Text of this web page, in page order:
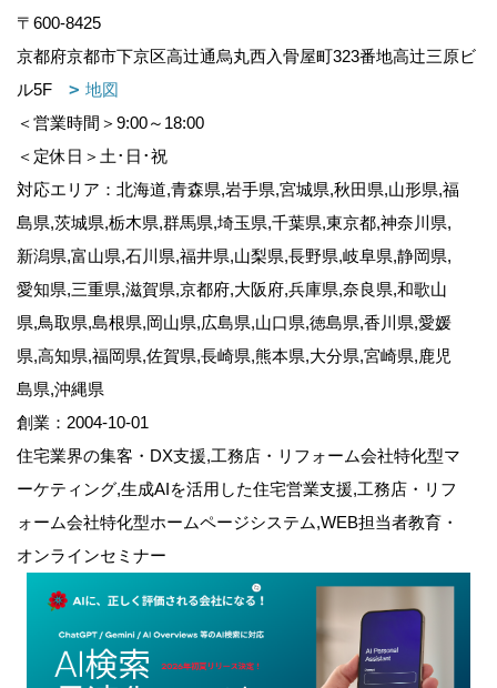
〒600-8425
京都府京都市下京区高辻通烏丸西入骨屋町323番地高辻三原ビ
ル5F
地図
＜営業時間＞9:00～18:00
＜定休日＞土･日･祝
対応エリア：北海道,青森県,岩手県,宮城県,秋田県,山形県,福
島県,茨城県,栃木県,群馬県,埼玉県,千葉県,東京都,神奈川県,
新潟県,富山県,石川県,福井県,山梨県,長野県,岐阜県,静岡県,
愛知県,三重県,滋賀県,京都府,大阪府,兵庫県,奈良県,和歌山
県,鳥取県,島根県,岡山県,広島県,山口県,徳島県,香川県,愛媛
県,高知県,福岡県,佐賀県,長崎県,熊本県,大分県,宮崎県,鹿児
島県,沖縄県
創業：2004-10-01
住宅業界の集客・DX支援,工務店・リフォーム会社特化型マ
ーケティング,生成AIを活用した住宅営業支援,工務店・リフ
ォーム会社特化型ホームページシステム,WEB担当者教育・
オンラインセミナー